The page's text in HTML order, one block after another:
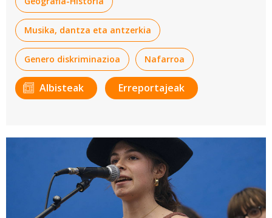
Musika, dantza eta antzerkia
Genero diskriminazioa Nafarroa
Albisteak Erreportajeak